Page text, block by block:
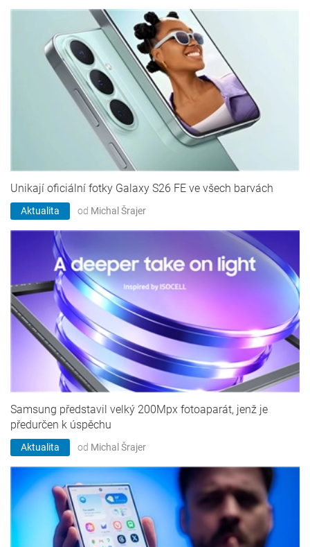
Unikají oficiální fotky Galaxy S26 FE ve všech barvách
Aktualita od Michal Šrajer
Samsung představil velký 200Mpx fotoaparát, jenž je
předurčen k úspěchu
Aktualita od Michal Šrajer